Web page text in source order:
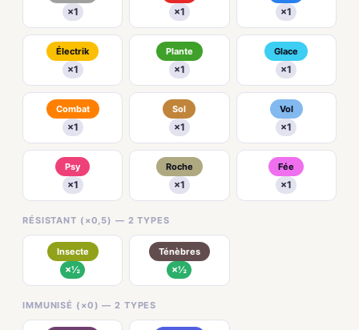
×1 ×1 ×1
Électrik
×1
Plante
×1
Glace
×1
Combat
×1
Sol
×1
Vol
×1
Psy
×1
Roche
×1
Fée
×1
RÉSISTANT (×0,5) — 2 TYPES
Insecte
×½
Ténèbres
×½
IMMUNISÉ (×0) — 2 TYPES